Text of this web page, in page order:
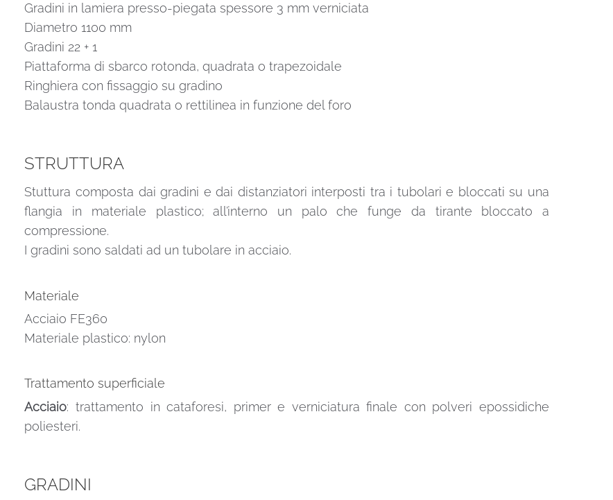
Gradini in lamiera presso-piegata spessore 3 mm verniciata
Diametro 1100 mm
Gradini 22 + 1
Piattaforma di sbarco rotonda, quadrata o trapezoidale
Ringhiera con fissaggio su gradino
Balaustra tonda quadrata o rettilinea in funzione del foro
STRUTTURA
Stuttura composta dai gradini e dai distanziatori interposti tra i tubolari e bloccati su una
flangia in materiale plastico; all’interno un palo che funge da tirante bloccato a
compressione.
I gradini sono saldati ad un tubolare in acciaio.
Materiale
Acciaio FE360
Materiale plastico: nylon
Trattamento superficiale
Acciaio: trattamento in cataforesi, primer e verniciatura finale con polveri epossidiche
poliesteri.
GRADINI